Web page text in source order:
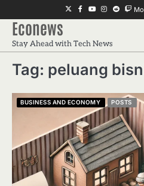
to
content
TwitterFacebook
YoutubeInstagram
Reddit
Econews
Stay Ahead with Tech News
Tag: peluang
BUSINESS AND ECONOMY POSTS